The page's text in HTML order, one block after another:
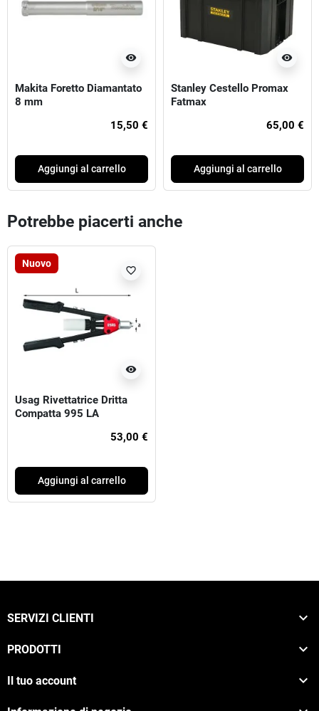
visibility
Makita Foretto Diamantato
8 mm
15,50 €
Aggiungi al carrello
visibility
Stanley Cestello Promax
Fatmax
65,00 €
Aggiungi al carrello
Potrebbe piacerti anche
Nuovo
visibility
favorite_border
Usag Rivettatrice Dritta
Compatta 995 LA
53,00 €
Aggiungi al carrello
SERVIZI CLIENTI 
PRODOTTI 
Il tuo account 